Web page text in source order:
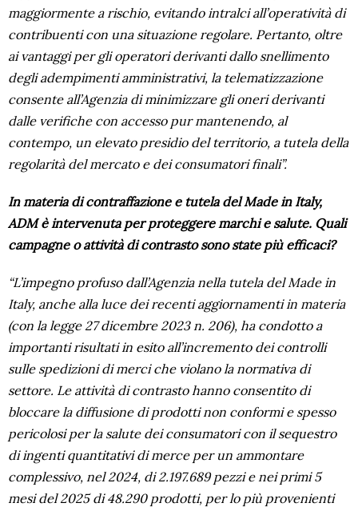
maggiormente a rischio, evitando intralci all’operatività di
contribuenti con una situazione regolare. Pertanto, oltre
ai vantaggi per gli operatori derivanti dallo snellimento
degli adempimenti amministrativi, la telematizzazione
consente all’Agenzia di minimizzare gli oneri derivanti
dalle verifiche con accesso pur mantenendo, al
contempo, un elevato presidio del territorio, a tutela della
regolarità del mercato e dei consumatori finali”.
In materia di contraffazione e tutela del Made in Italy,
ADM è intervenuta per proteggere marchi e salute. Quali
campagne o attività di contrasto sono state più efficaci?
“L’impegno profuso dall’Agenzia nella tutela del Made in
Italy, anche alla luce dei recenti aggiornamenti in materia
(con la legge 27 dicembre 2023 n. 206), ha condotto a
importanti risultati in esito all’incremento dei controlli
sulle spedizioni di merci che violano la normativa di
settore. Le attività di contrasto hanno consentito di
bloccare la diffusione di prodotti non conformi e spesso
pericolosi per la salute dei consumatori con il sequestro
di ingenti quantitativi di merce per un ammontare
complessivo, nel 2024, di 2.197.689 pezzi e nei primi 5
mesi del 2025 di 48.290 prodotti, per lo più provenienti